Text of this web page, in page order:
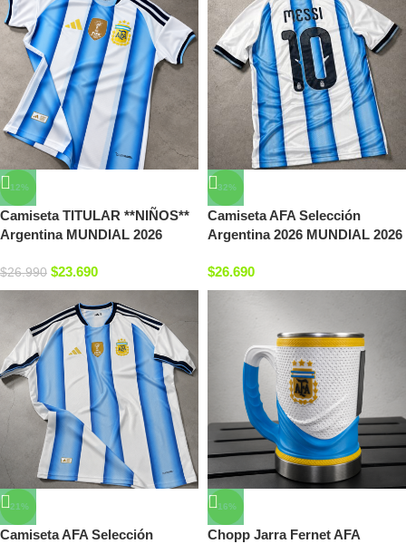
-12%
Camiseta TITULAR **NIÑOS**
Argentina MUNDIAL 2026
$26.990 $23.690
-32%
Camiseta AFA Selección
Argentina 2026 MUNDIAL 2026
$26.690
-21%
Camiseta AFA Selección
-16%
Chopp Jarra Fernet AFA